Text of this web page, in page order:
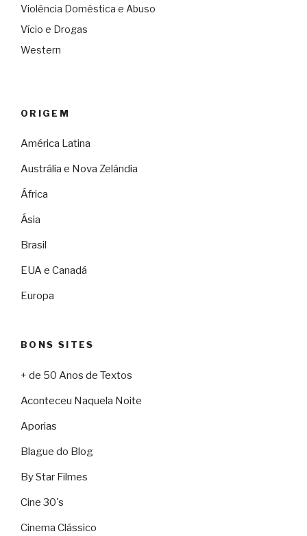
Violência Doméstica e Abuso
Vício e Drogas
Western
ORIGEM
América Latina
Austrália e Nova Zelândia
África
Ásia
Brasil
EUA e Canadá
Europa
BONS SITES
+ de 50 Anos de Textos
Aconteceu Naquela Noite
Aporias
Blague do Blog
By Star Filmes
Cine 30's
Cinema Clássico